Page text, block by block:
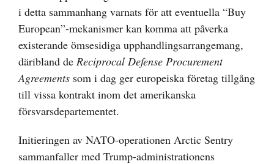
i detta sammanhang varnats för att eventuella “Buy
European”-mekanismer kan komma att påverka
existerande ömsesidiga upphandlingsarrangemang,
däribland de Reciprocal Defense Procurement
Agreements som i dag ger europeiska företag tillgång
till vissa kontrakt inom det amerikanska
försvarsdepartementet.
Initieringen av NATO-operationen Arctic Sentry
sammanfaller med Trump-administrationens